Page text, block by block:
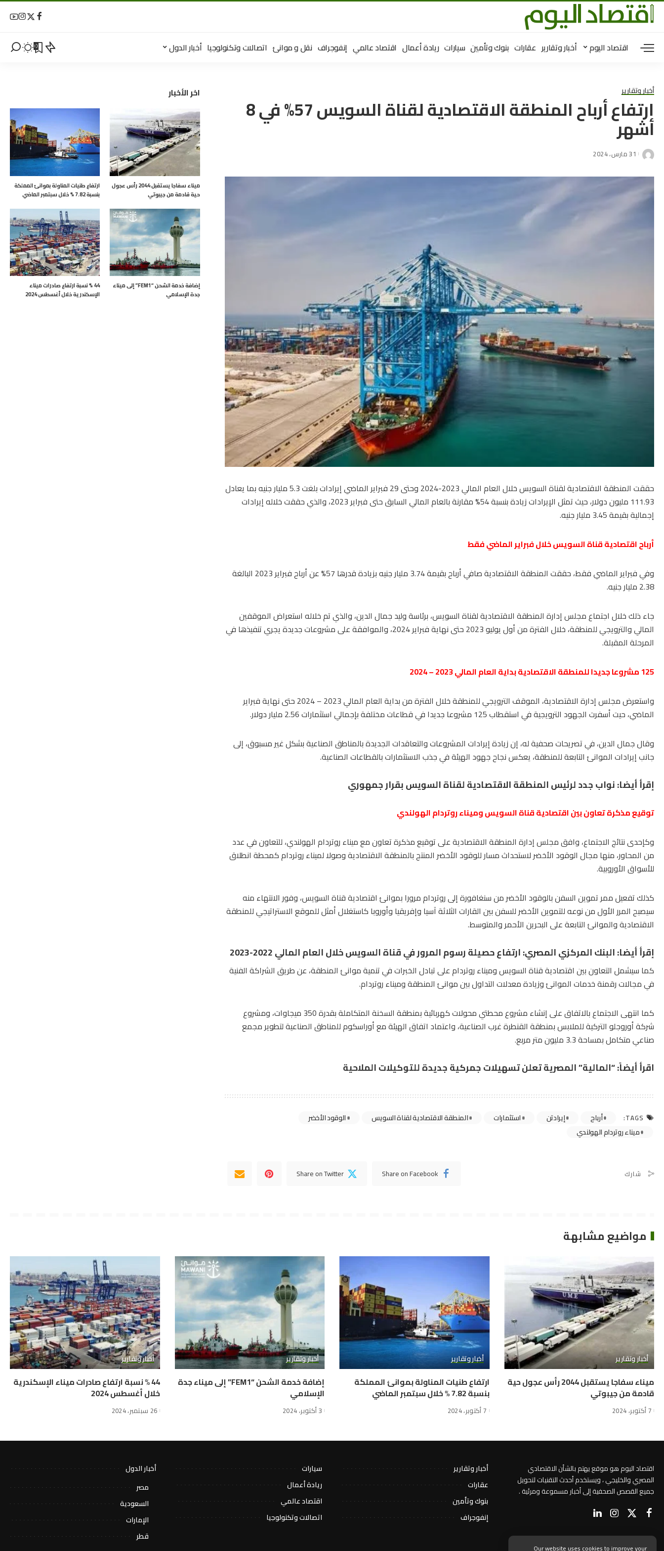
اقتصاد اليوم أخبار وتقارير عقارات بنوك وتأمين سيارات ريادة أعمال اقتصاد عالمي إنفوجراف نقل و موانئ اتصالات وتكنولوجيا أخبار الدول 0
أخبار وتقارير
ارتفاع أرباح المنطقة الاقتصادية لقناة السويس 57% في 8
أشهر
31 مارس، 2024
حققت المنطقة الاقتصادية لقناة السويس خلال العام المالي 2023-2024 وحتى 29 فبراير الماضي إيرادات بلغت 5.3 مليار جنيه بما يعادل
111.93 مليون دولار، حيث تمثل الإيرادات زيادة بنسبة 54% مقارنة بالعام المالي السابق حتى فبراير 2023، والذي حققت خلاله إيرادات
إجمالية بقيمة 3.45 مليار جنيه.
أرباح اقتصادية قناة السويس خلال فبراير الماضي فقط
وفي فبراير الماضي فقط، حققت المنطقة الاقتصادية صافي أرباح بقيمة 3.74 مليار جنيه بزيادة قدرها 57% عن أرباح فبراير 2023 البالغة
2.38 مليار جنيه.
جاء ذلك خلال اجتماع مجلس إدارة المنطقة الاقتصادية لقناة السويس، برئاسة وليد جمال الدين، والذي تم خلاله استعراض الموقفين
المالي والترويجي للمنطقة، خلال الفترة من أول يوليو 2023 حتى نهاية فبراير 2024، والموافقة على مشروعات جديدة يجري تنفيذها في
المرحلة المقبلة.
125 مشروعا جديدا للمنطقة الاقتصادية بداية العام المالي 2023 – 2024
واستعرض مجلس إدارة الاقتصادية، الموقف الترويجي للمنطقة خلال الفترة من بداية العام المالي 2023 – 2024 حتى نهاية فبراير
الماضي، حيت أسفرت الجهود الترويجية في استقطاب 125 مشروعا جديدا في قطاعات مختلفة بإجمالي استثمارات 2.56 مليار دولار.
وقال جمال الدين، في تصريحات صحفية له، إن زيادة إيرادات المشروعات والتعاقدات الجديدة بالمناطق الصناعية بشكل غير مسبوق، إلى
جانب إيرادات الموانئ التابعة للمنطقة، يعكس نجاح جهود الهيئة في جذب الاستثمارات بالقطاعات الصناعية.
إقرأ أيضا:نواب جدد لرئيس المنطقة الاقتصادية لقناة السويس بقرار جمهوري
توقيع مذكرة تعاون بين اقتصادية قناة السويس وميناء روتردام الهولندي
وكإحدى نتائج الاجتماع، وافق مجلس إدارة المنطقة الاقتصادية على توقيع مذكرة تعاون مع ميناء روتردام الهولندي، للتعاون في عدد
من المحاور، منها مجال الوقود الأخضر لاستحداث مسار للوقود الأخضر المنتج بالمنطقة الاقتصادية وصولا لميناء روتردام كمحطة انطلاق
للأسواق الأوروبية.
كذلك تفعيل ممر تموين السفن بالوقود الأخضر من سنغافورة إلى روتردام مرورا بموانئ اقتصادية قناة السويس، وفور الانتهاء منه
سيصبح المرر الأول من نوعه للتموين الأخضر للسفن بين القارات الثلاثة آسيا وإفريقيا وأوروبا كاستغلال أمثل للموقع الاستراتيجي للمنطقة
الاقتصادية والموانئ التابعة على البحرين الأحمر والمتوسط.
إقرأ أيضا:البنك المركزي المصري: ارتفاع حصيلة رسوم المرور في قناة السويس خلال العام المالي 2022-2023
كما سيشمل التعاون بين اقتصادية قناة السويس وميناء روتردام على تبادل الخبرات في تنمية موانئ المنطقة، عن طريق الشراكة الفنية
في مجالات رقمنة خدمات الموانئ وزيادة معدلات التداول بين موانئ المنطقة وميناء روتردام.
كما انتهى الاجتماع بالاتفاق على إنشاء مشروع محطتي محولات كهربائية بمنطقة السخنة المتكاملة بقدرة 350 ميجاوات، ومشروع
شركة أوروجلو التركية للملابس بمنطقة القنطرة غرب الصناعية، واعتماد اتفاق الهيئة مع أوراسكوم للمناطق الصناعية لتطوير مجمع
صناعي متكامل بمساحة 3.3 مليون متر مربع.
اقرأ أيضاً:“المالية” المصرية تعلن تسهيلات جمركية جديدة للتوكيلات الملاحية
TAGS: أرباح إيرادتن استثمارات المنطقة الاقتصادية لقناة السويس
الوقود الأخضر
ميناء روتردام الهولندي
شارك Share on Facebook
Share on Twitter
اخر الأخبار
ميناء سفاجا يستقبل 2044 رأس عجول
حية قادمة من جيبوتي
ارتفاع طنيات المناولة بموانئ المملكة
بنسبة 7.82 % خلال سبتمبر الماضي
إضافة خدمة الشحن “FEM1” إلى ميناء
جدة الإسلامي
44 % نسبة ارتفاع صادرات ميناء
الإسكندرية خلال أغسطس 2024
مواضيع مشابهة
أخبار وتقارير
ميناء سفاجا يستقبل 2044 رأس عجول حية
قادمة من جيبوتي
7 أكتوبر، 2024
أخبار وتقارير
ارتفاع طنيات المناولة بموانئ المملكة
بنسبة 7.82 % خلال سبتمبر الماضي
7 أكتوبر، 2024
أخبار وتقارير
إضافة خدمة الشحن “FEM1” إلى ميناء جدة
الإسلامي
3 أكتوبر، 2024
أخبار وتقارير
44 % نسبة ارتفاع صادرات ميناء الإسكندرية
خلال أغسطس 2024
26 سبتمبر، 2024
اقتصاد اليوم هو موقع يهتم بالشأن الاقتصادي
المصري والخليجي ، ويستخدم أحدث التقنيات لتحويل
جميع القصص الصحفية إلى أخبار مسموعة ومرئية .
أخبار وتقارير
عقارات
بنوك وتأمين
إنفوجراف
سيارات
ريادة أعمال
اقتصاد عالمي
اتصالات وتكنولوجيا
أخبار الدول
مصر
السعودية
الإمارات
قطر
Our website uses cookies to improve your